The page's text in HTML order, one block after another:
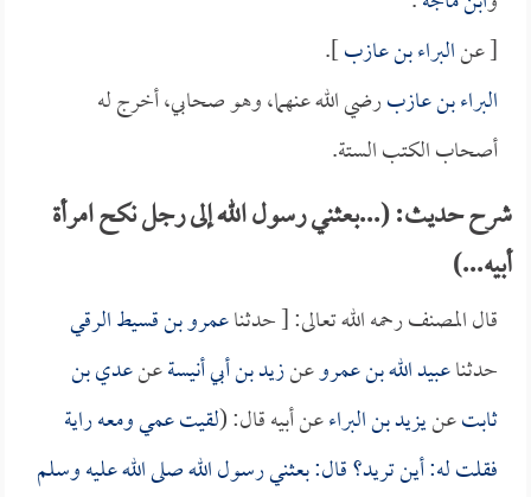
[ عنالبراء بن عازب].
البراء بن عازبرضي الله عنهما، وهو صحابي، أخرج له
أصحاب الكتب الستة.
شرح حديث: (...بعثني رسول الله إلى رجل نكح امرأة
أبيه...)
قال المصنف رحمه الله تعالى: [ حدثناعمرو بن قسيط الرقي
حدثناعبيد الله بن عمروعنزيد بن أبي أنيسةعنعدي بن
ثابتعنيزيد بن البراءعن أبيه قال: (لقيت عمي ومعه راية
فقلت له: أين تريد؟ قال: بعثني رسول الله صلى الله عليه وسلم